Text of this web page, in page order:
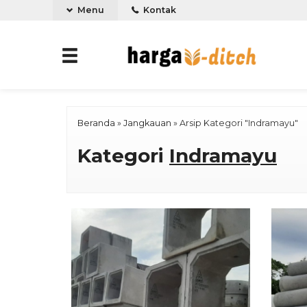
Menu Kontak
Beranda » Jangkauan » Arsip Kategori "Indramayu"
Kategori Indramayu